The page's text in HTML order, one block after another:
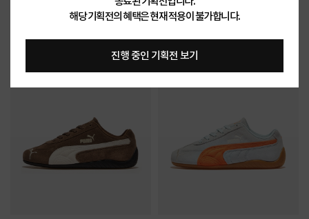
149,000 79,000
해당 기획전의 혜택은 현재 적용이 불가합니다.
진행 중인 기획전 보기